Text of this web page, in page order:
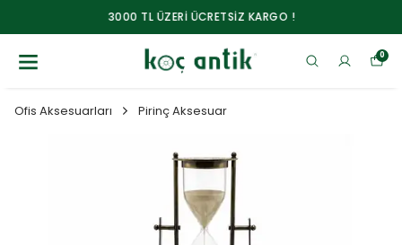
3000 TL ÜZERİ ÜCRETSİZ KARGO !
0
Ofis Aksesuarları Pirinç Aksesuar